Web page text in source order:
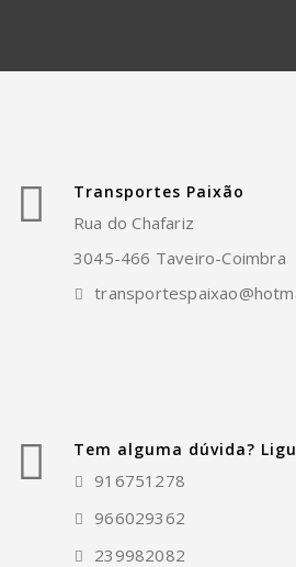
Transportes Paixão
Rua do Chafariz
3045-466 Taveiro-Coimbra
Tem alguma dúvida?
916751278
966029362
239982082